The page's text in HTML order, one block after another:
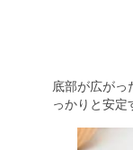
底部が広がっ
っかりと安定